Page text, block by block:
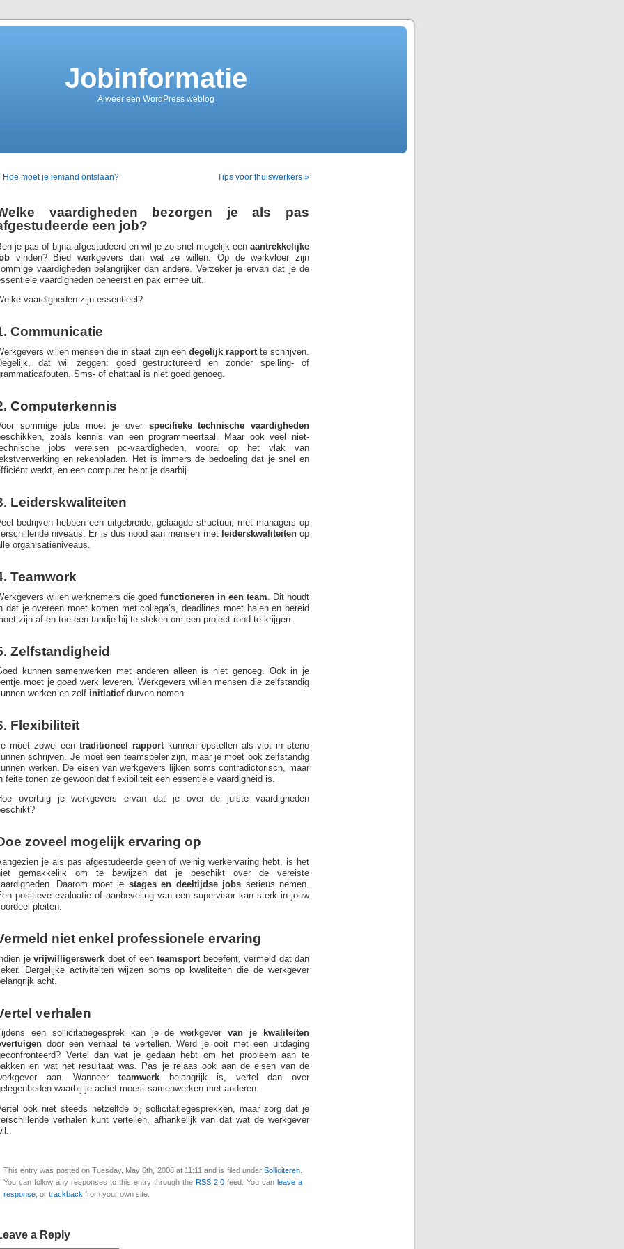
Jobinformatie
Alweer een WordPress weblog
Hoe moet je iemand ontslaan? Tips voor thuiswerkers »
vaardigheden bezorgen je als pas
een job?
je pas of bijna afgestudeerd en wil je zo snel mogelijk een aantrekkelijke
vinden? Bied werkgevers dan wat ze willen. Op de werkvloer zijn
vaardigheden belangrijker dan andere. Verzeker je ervan dat je de
vaardigheden beheerst en pak ermee uit.
vaardigheden zijn essentieel?
Communicatie
willen mensen die in staat zijn eendegelijk rapportte schrijven.
dat wil zeggen: goed gestructureerd en zonder spelling- of
Sms- of chattaal is niet goed genoeg.
Computerkennis
sommige jobs moet je over specifieke technische vaardigheden
zoals kennis van een programmeertaal. Maar ook veel niet-
jobs vereisen pc-vaardigheden, vooral op het vlak van
en rekenbladen. Het is immers de bedoeling dat je snel en
werkt, en een computer helpt je daarbij.
Leiderskwaliteiten
bedrijven hebben een uitgebreide, gelaagde structuur, met managers op
niveaus. Er is dus nood aan mensen met leiderskwaliteitenop
organisatieniveaus.
Teamwork
willen werknemers die goed functioneren in een team . Dit houdt
dat je overeen moet komen met collega’s, deadlines moet halen en bereid
zijn af en toe een tandje bij te steken om een project rond te krijgen.
Zelfstandigheid
kunnen samenwerken met anderen alleen is niet genoeg. Ook in je
moet je goed werk leveren. Werkgevers willen mensen die zelfstandig
werken en zelf initiatief durven nemen.
Flexibiliteit
moet zowel eentraditioneel rapport kunnen opstellen als vlot in steno
schrijven. Je moet een teamspeler zijn, maar je moet ook zelfstandig
werken. De eisen van werkgevers lijken soms contradictorisch, maar
feite tonen ze gewoon dat flexibiliteit een essentiële vaardigheid is.
overtuig je werkgevers ervan dat je over de juiste vaardigheden
zoveel mogelijk ervaring op
je als pas afgestudeerde geen of weinig werkervaring hebt, is het
gemakkelijk om te bewijzen dat je beschikt over de vereiste
Daarom moet je stages en deeltijdse jobs serieus nemen.
positieve evaluatie of aanbeveling van een supervisor kan sterk in jouw
pleiten.
niet enkel professionele ervaring
je vrijwilligerswerk doet of een teamsport beoefent, vermeld dat dan
Dergelijke activiteiten wijzen soms op kwaliteiten die de werkgever
acht.
verhalen
Tijdens een sollicitatiegesprek kan je de werkgevervan je kwaliteiten
door een verhaal te vertellen. Werd je ooit met een uitdaging
Vertel dan wat je gedaan hebt om het probleem aan te
en wat het resultaat was. Pas je relaas ook aan de eisen van de
aan. Wanneer teamwerk
belangrijk is, vertel dan over
waarbij je actief moest samenwerken met anderen.
ook niet steeds hetzelfde bij sollicitatiegesprekken, maar zorg dat je
verhalen kunt vertellen, afhankelijk van dat wat de werkgever
This entry was posted on Tuesday, May 6th, 2008 at 11:11 and is filed under Solliciteren
You can follow any responses to this entry through the RSS 2.0 feed. You can leave a
response , or trackback from your own site.
a Reply